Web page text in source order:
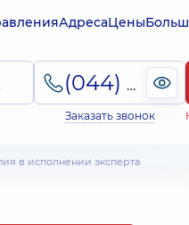
АдресаЦены
(044) 495-2-888
Заказать звонок
в исполнении эксперта